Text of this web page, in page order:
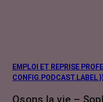
EMPLOI ET REPRISE
CONFIG.PODCAST.LABEL
Osons la vie –